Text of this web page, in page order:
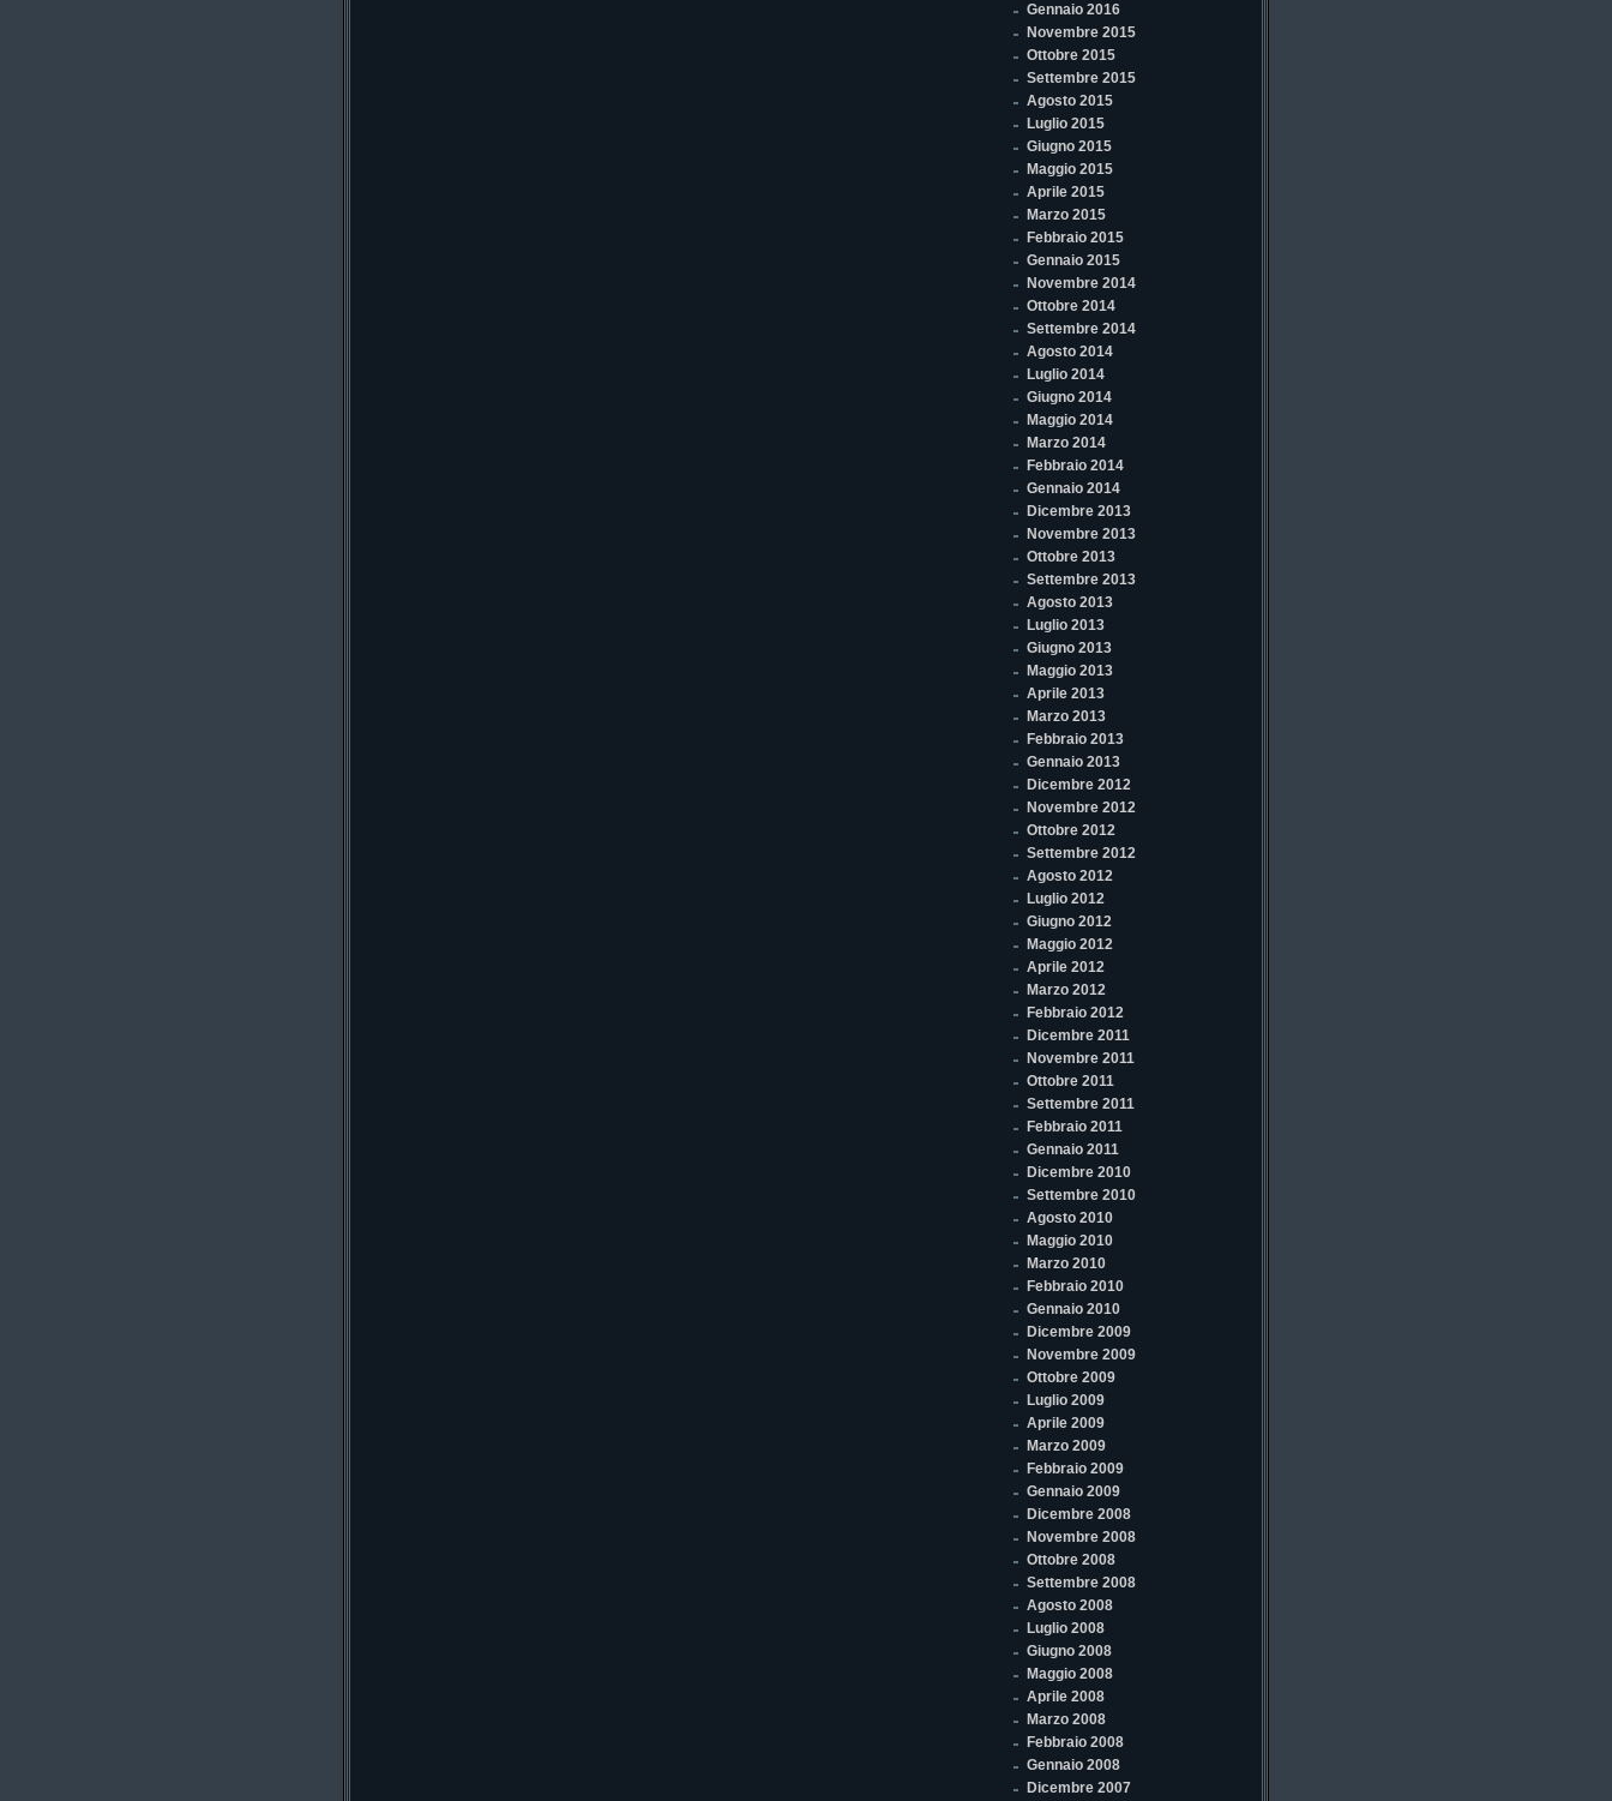
Gennaio 2016
Novembre 2015
Ottobre 2015
Settembre 2015
Agosto 2015
Luglio 2015
Giugno 2015
Maggio 2015
Aprile 2015
Marzo 2015
Febbraio 2015
Gennaio 2015
Novembre 2014
Ottobre 2014
Settembre 2014
Agosto 2014
Luglio 2014
Giugno 2014
Maggio 2014
Marzo 2014
Febbraio 2014
Gennaio 2014
Dicembre 2013
Novembre 2013
Ottobre 2013
Settembre 2013
Agosto 2013
Luglio 2013
Giugno 2013
Maggio 2013
Aprile 2013
Marzo 2013
Febbraio 2013
Gennaio 2013
Dicembre 2012
Novembre 2012
Ottobre 2012
Settembre 2012
Agosto 2012
Luglio 2012
Giugno 2012
Maggio 2012
Aprile 2012
Marzo 2012
Febbraio 2012
Dicembre 2011
Novembre 2011
Ottobre 2011
Settembre 2011
Febbraio 2011
Gennaio 2011
Dicembre 2010
Settembre 2010
Agosto 2010
Maggio 2010
Marzo 2010
Febbraio 2010
Gennaio 2010
Dicembre 2009
Novembre 2009
Ottobre 2009
Luglio 2009
Aprile 2009
Marzo 2009
Febbraio 2009
Gennaio 2009
Dicembre 2008
Novembre 2008
Ottobre 2008
Settembre 2008
Agosto 2008
Luglio 2008
Giugno 2008
Maggio 2008
Aprile 2008
Marzo 2008
Febbraio 2008
Gennaio 2008
Dicembre 2007